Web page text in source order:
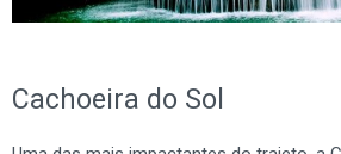
Cachoeira do Sol